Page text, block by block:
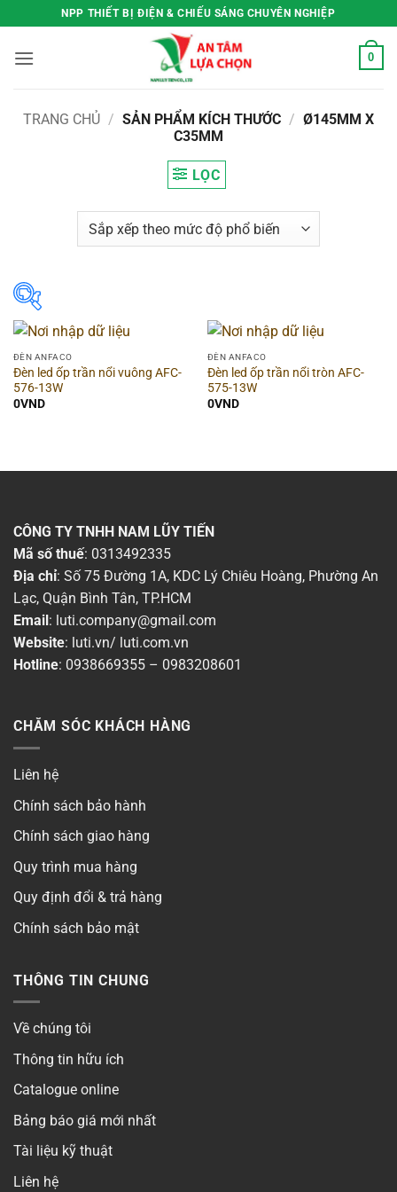
qua
nội
NPP THIẾT BỊ ĐIỆN & CHIẾU SÁNG CHUYÊN NGHIỆP
0
TRANG CHỦ / SẢN PHẨM KÍCH THƯỚC / Ø145MM X
C35MM
LỌC
Hình dạng
Dòng sản phẩm ▶
Chống nước (IP)
Màu sắc đèn
Công suất
Chiều ngang
Chiều cao
Quang thông
Khoét lỗ
Chip LED
Thời gian bảo hành
Số lõi
Điện áp
Kiểm định
Có
ĐÈN ANFACO
Đèn led ốp trần nổi vuông AFC-
576-13W
0VND
ĐÈN ANFACO
Đèn led ốp trần nổi tròn AFC-
575-13W
0VND
CÔNG TY TNHH NAM LŨY TIẾN
Mã số thuế: 0313492335
Địa chỉ: Số 75 Đường 1A, KDC Lý Chiêu Hoàng, Phường An
Lạc, Quận Bình Tân, TP.HCM
Email: luti.company@gmail.com
Website: luti.vn/ luti.com.vn
Hotline: 0938669355 – 0983208601
CHĂM SÓC KHÁCH HÀNG
Liên hệ
Chính sách bảo hành
Chính sách giao hàng
Quy trình mua hàng
Quy định đổi & trả hàng
Chính sách bảo mật
THÔNG TIN CHUNG
Về chúng tôi
Thông tin hữu ích
Catalogue online
Bảng báo giá mới nhất
Tài liệu kỹ thuật
Liên hệ